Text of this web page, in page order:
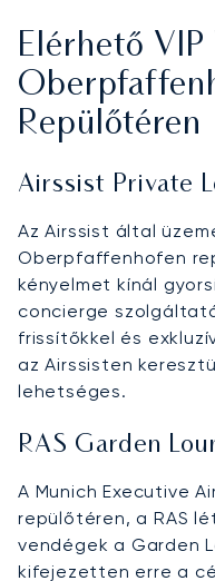
Elérhető VIP
Repülőtéren
Airssist Private
Az Airssist által
Oberpfaffenhofen
kényelmet kínál
concierge
frissítőkkel és
az Airssisten
lehetséges.
RAS Garden
A Munich Executive
repülőtéren, a RAS
vendégek a Garden
kifejezetten erre a